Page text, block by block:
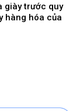
giày trước quy
hàng hóa của